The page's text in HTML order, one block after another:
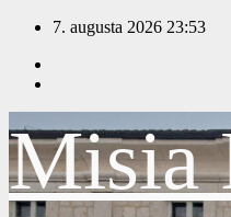
Prejsť
obsah
7. augusta 2026 23:53
Misia